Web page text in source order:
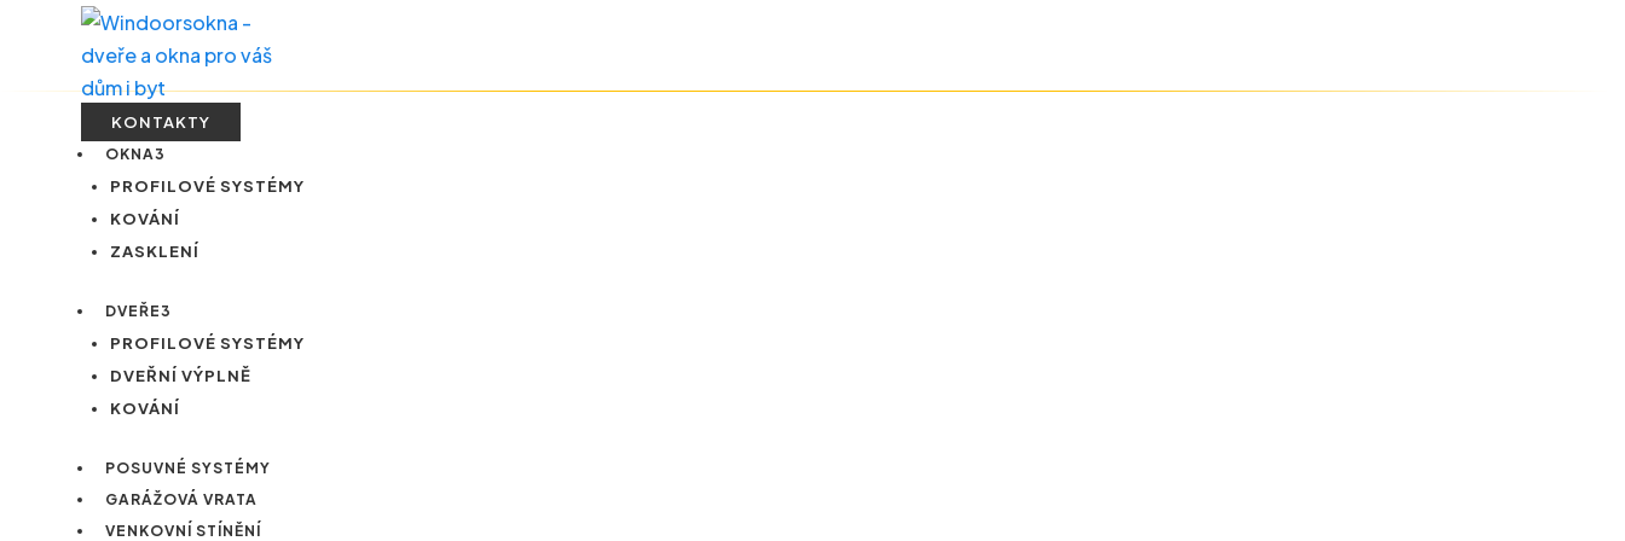
KONTAKTY
OKNA3
PROFILOVÉ SYSTÉMY
KOVÁNÍ
ZASKLENÍ
DVEŘE3
PROFILOVÉ SYSTÉMY
DVEŘNÍ VÝPLNĚ
KOVÁNÍ
POSUVNÉ SYSTÉMY
GARÁŽOVÁ VRATA
VENKOVNÍ STÍNĚNÍ